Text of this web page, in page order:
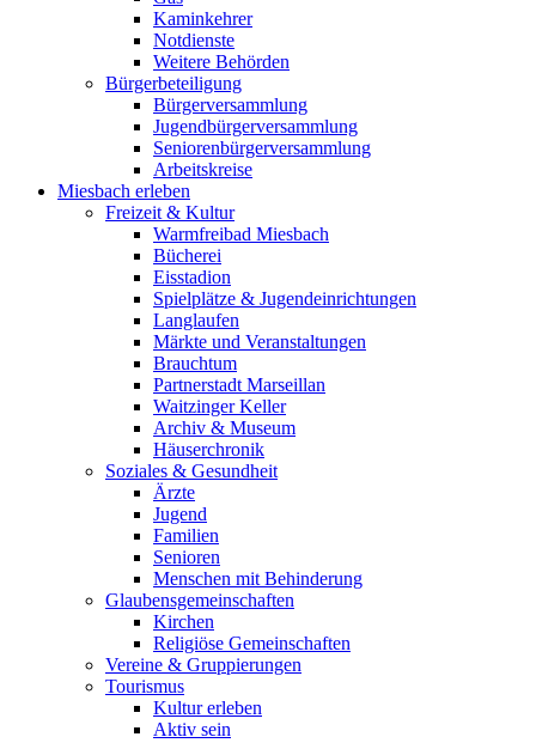
Kaminkehrer
Notdienste
Weitere Behörden
Bürgerbeteiligung
Bürgerversammlung
Jugendbürgerversammlung
Seniorenbürgerversammlung
Arbeitskreise
Miesbach erleben
Freizeit & Kultur
Warmfreibad Miesbach
Bücherei
Eisstadion
Spielplätze & Jugendeinrichtungen
Langlaufen
Märkte und Veranstaltungen
Brauchtum
Partnerstadt Marseillan
Waitzinger Keller
Archiv & Museum
Häuserchronik
Soziales & Gesundheit
Ärzte
Jugend
Familien
Senioren
Menschen mit Behinderung
Glaubensgemeinschaften
Kirchen
Religiöse Gemeinschaften
Vereine & Gruppierungen
Tourismus
Kultur erleben
Aktiv sein